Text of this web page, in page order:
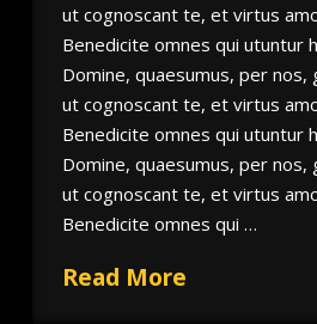
ut cognoscant te, et virtus
Benedicite omnes qui utuntur
Domine, quaesumus, per
ut cognoscant te, et virtus
Benedicite omnes qui utuntur
Domine, quaesumus, per
ut cognoscant te, et virtus
Benedicite omnes qui …
Read More